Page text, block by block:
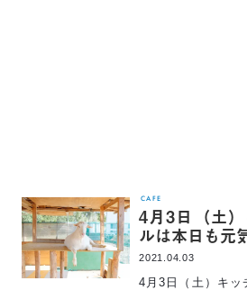
CAFE
4月3日（土
ルは本日も元
2021.04.03
4月3日（土）キッ